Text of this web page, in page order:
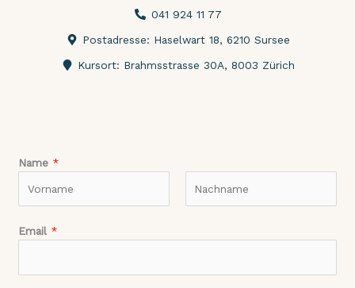
041 924 11 77
Postadresse: Haselwart 18, 6210 Sursee
Kursort: Brahmsstrasse 30A, 8003 Zürich
Name *
o
Email *